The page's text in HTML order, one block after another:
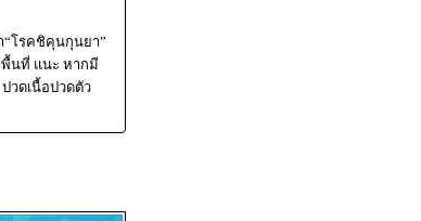
“โรคชิคุนกุนยา”
นที่ แนะ หากมี
วดเนื้อปวดตัว